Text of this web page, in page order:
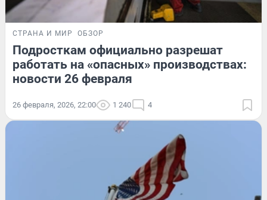
СТРАНА И МИР ОБЗОР
Подросткам официально разрешат
работать на «опасных» производствах:
новости 26 февраля
26 февраля, 2026, 22:00 1 240 4